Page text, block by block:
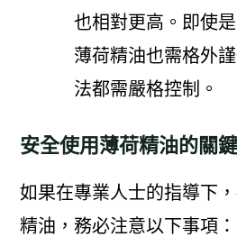
也相對更高。即使
薄荷精油也需格外
法都需嚴格控制。
安全使用薄荷精油的關鍵
如果在專業人士的指導下
精油，務必注意以下事項：